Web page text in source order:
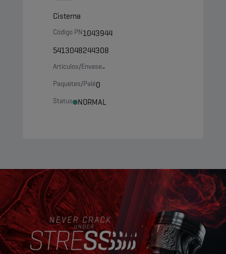
Cisterna
Código PN1043944
5413048244308
Artículos/Envase-
Paquetes/Palé0
Status NORMAL